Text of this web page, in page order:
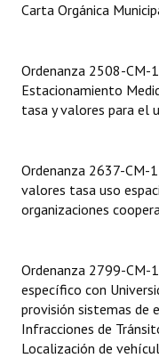
Digesto
DOCUMENTOS
Proyectos
Dictámenes Asesoría
Informes de Unidad
Ejecución
Actas de Audiencias
Carta Orgánica
Ordenanza 2508-CM-
Estacionamiento
tasa y valores para el
Ordenanza 2637-CM-
valores tasa uso
organizaciones
Ordenanza 2799-CM-
específico con
provisión sistemas de
Infracciones de
Localización de